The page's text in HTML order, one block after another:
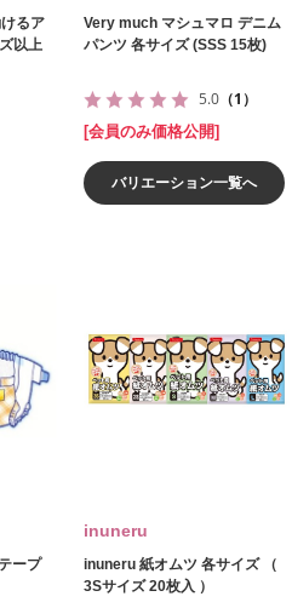
るア
以上
Very much マシュマロ デニム
パンツ 各サイズ (SSS 15枚)
5.0 （1）
[会員のみ価格公開]
バリエーション一覧へ
ープ
inuneru
inuneru 紙オムツ 各サイズ （
3Sサイズ 20枚入 ）